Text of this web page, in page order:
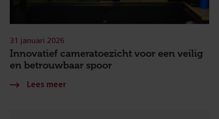
Innovatief cameratoezicht voor een veilig
en betrouwbaar spoor
31 januari 2026